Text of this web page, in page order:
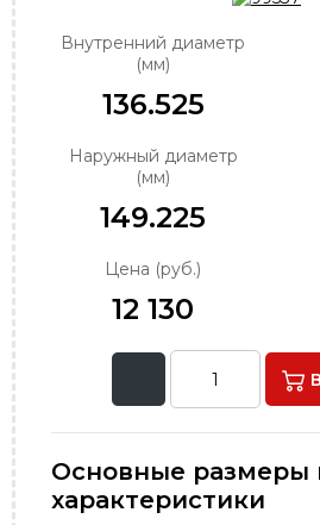
Внутренний диаметр
(мм)
136.525
Наружный диаметр
(мм)
149.225
Цена (руб.)
12 130
Основные размеры
характеристики